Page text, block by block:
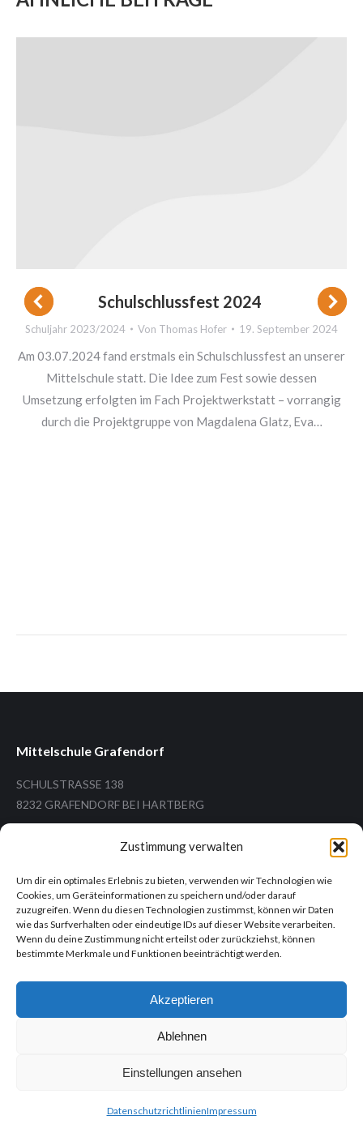
Zustimmung verwalten
Um dir ein optimales Erlebnis zu bieten, verwenden wir Technologien wie
Cookies, um Geräteinformationen zu speichern und/oder darauf
zuzugreifen. Wenn du diesen Technologien zustimmst, können wir Daten
wie das Surfverhalten oder eindeutige IDs auf dieser Website verarbeiten.
Wenn du deine Zustimmung nicht erteilst oder zurückziehst, können
bestimmte Merkmale und Funktionen beeinträchtigt werden.
Akzeptieren
Ablehnen
Einstellungen ansehen
DatenschutzrichtlinienImpressum
Schulschlussfest 2024
Schuljahr 2023/2024 Von Thomas Hofer 19. September 2024
Am 03.07.2024 fand erstmals ein Schulschlussfest an unserer
Mittelschule statt. Die Idee zum Fest sowie dessen
Umsetzung erfolgten im Fach Projektwerkstatt – vorrangig
durch die Projektgruppe von Magdalena Glatz, Eva…
Mittelschule Grafendorf
SCHULSTRASSE 138
8232 GRAFENDORF BEI HARTBERG
Tel.: +43 (3338) 26 12
Mail: ms.grafendorf@ms-grafendorf.at
Footer-Menü